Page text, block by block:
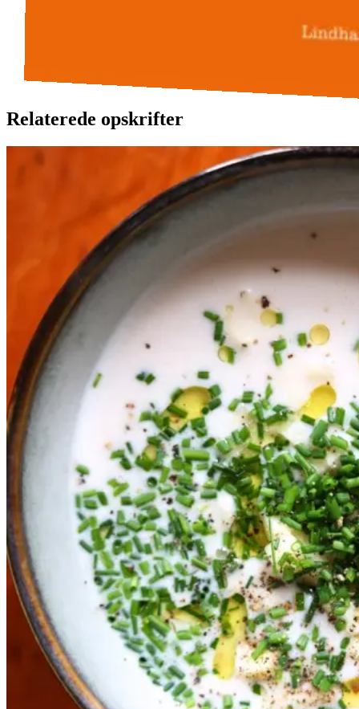
Relaterede opskrifter
KoldKold hvidhvid
bønnesuppe
ppe
Gem opskrift
Skøn som forret på en varm
sommerdag – eller som en let og
lækker aftensmad.